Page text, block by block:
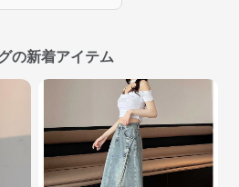
の新着アイテム